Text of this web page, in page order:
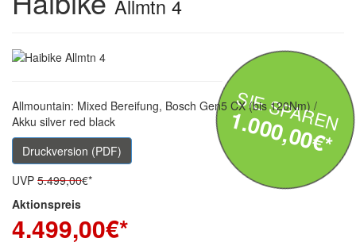
Allmtn 4
SIE SPAREN
1.000,00€*
Allmountain: Mixed Bereifung, Bosch Gen5 CX (bis 120Nm) /
Akku silver red black
Druckversion (PDF)
UVP 5.499,00€*
Aktionspreis
4.499,00€*